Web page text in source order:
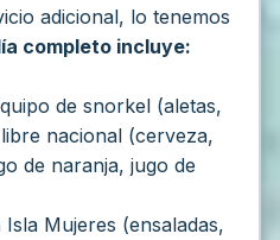
adicional, lo tenemos
completo incluye:
de snorkel (aletas,
nacional (cerveza,
de naranja, jugo de
Mujeres (ensaladas,